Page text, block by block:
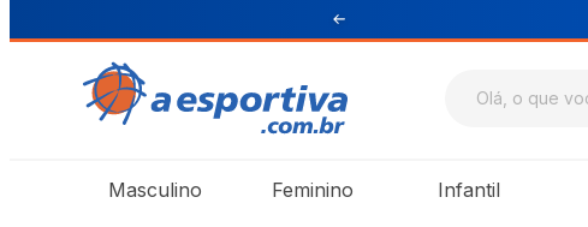
Masculino Feminino Infantil